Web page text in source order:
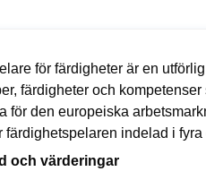
för färdigheter är en
färdigheter och kompetenser
för den europeiska
färdighetspelaren indelad i fyra
och värderingar